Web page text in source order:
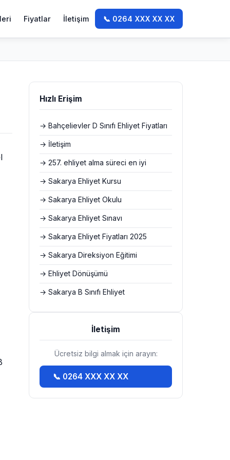
Fiyatlar İletişim 📞 0264 XXX XX XX
Hızlı Erişim
→ Bahçelievler D Sınıfı Ehliyet Fiyatları
→ İletişim
→ 257. ehliyet alma süreci en iyi
→ Sakarya Ehliyet Kursu
→ Sakarya Ehliyet Okulu
→ Sakarya Ehliyet Sınavı
→ Sakarya Ehliyet Fiyatları 2025
→ Sakarya Direksiyon Eğitimi
→ Ehliyet Dönüşümü
→ Sakarya B Sınıfı Ehliyet
İletişim
Ücretsiz bilgi almak için arayın:
📞 0264 XXX XX XX